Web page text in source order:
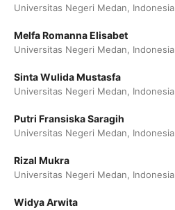
Universitas Negeri Medan, Indonesia
Melfa Romanna Elisabet
Universitas Negeri Medan, Indonesia
Sinta Wulida Mustasfa
Universitas Negeri Medan, Indonesia
Putri Fransiska Saragih
Universitas Negeri Medan, Indonesia
Rizal Mukra
Universitas Negeri Medan, Indonesia
Widya Arwita